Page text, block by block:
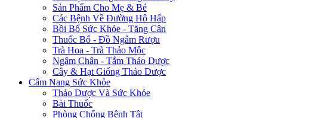
Sản Phẩm Cho Mẹ & Bé
Các Bệnh Về Đường Hô Hấp
Bồi Bổ Sức Khỏe - Tăng Cân
Thuốc Bổ - Đồ Ngâm Rượu
Trà Hoa - Trà Thảo Mộc
Ngâm Chân - Tắm Thảo Dược
Cây & Hạt Giống Thảo Dược
Cẩm Nang Sức Khỏe
Thảo Dược Và Sức Khỏe
Bài Thuốc
Phòng Chống Bệnh Tật